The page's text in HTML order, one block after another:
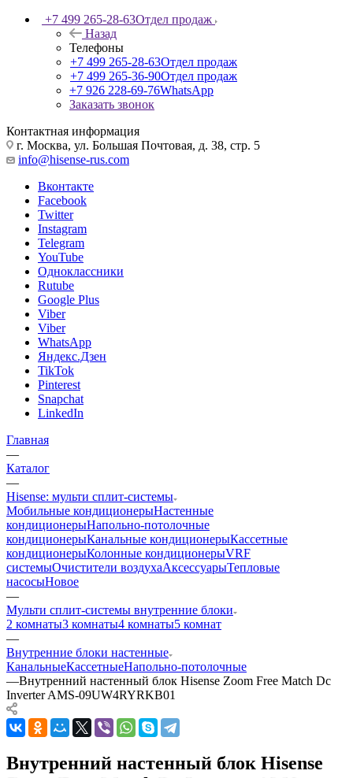
+7 499 265-28-63Отдел продаж
Назад
Телефоны
+7 499 265-28-63Отдел продаж
+7 499 265-36-90Отдел продаж
+7 926 228-69-76WhatsApp
Заказать звонок
Контактная информация
г. Москва, ул. Большая Почтовая, д. 38, стр. 5
info@hisense-rus.com
Вконтакте
Facebook
Twitter
Instagram
Telegram
YouTube
Одноклассники
Rutube
Google Plus
Viber
Viber
WhatsApp
Яндекс.Дзен
TikTok
Pinterest
Snapchat
LinkedIn
Главная
—
Каталог
—
Hisense: мульти сплит-системы
Мобильные кондиционерыНастенные
кондиционерыНапольно-потолочные
кондиционерыКанальные кондиционерыКассетные
кондиционерыКолонные кондиционерыVRF
системыОчистители воздухаАксессуарыТепловые
насосыНовое
—
Мульти сплит-системы внутренние блоки
2 комнаты3 комнаты4 комнаты5 комнат
—
Внутренние блоки настенные
КанальныеКассетныеНапольно-потолочные
—Внутренний настенный блок Hisense Zoom Free Match Dc
Inverter AMS-09UW4RYRKB01
Внутренний настенный блок Hisense